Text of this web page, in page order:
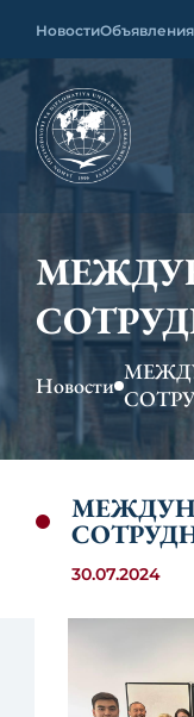
НовостиОбъявления
Новости
30.07.2024